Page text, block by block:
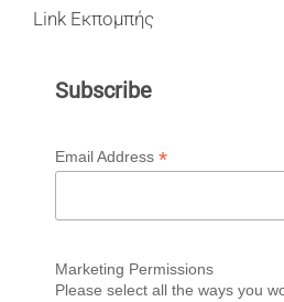
Link Εκπομπής
Subscribe
Email Address *
Marketing Permissions
Please select all the ways you